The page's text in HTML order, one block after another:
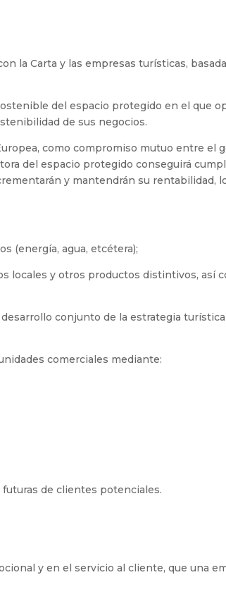
la Carta y las empresas turísticas,
del espacio protegido en el que
de sus negocios.
como compromiso mutuo entre el
del espacio protegido conseguirá
y mantendrán su rentabilidad,
(energía, agua, etcétera);
locales y otros productos distintivos, así
conjunto de la estrategia turística
comerciales mediante:
de clientes potenciales.
y en el servicio al cliente, que una